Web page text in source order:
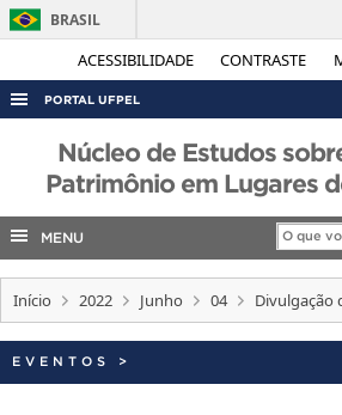
ACESSIBILIDADE CONTRASTE
BRASIL
PORTAL UFPEL
ACESSO À INFORMAÇÃO
AUDITORIA
CONCURSOS
EDITAIS
INTERNACIONAL
OUVIDORIA
Núcleo de Estudos
Patrimônio em Lugares
MENU
Início 2022 Junho 04 Divulgação
EVENTOS >